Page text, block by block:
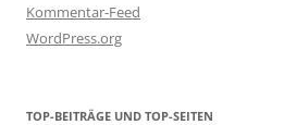
Kommentar-Feed
WordPress.org
TOP-BEITRÄGE UND TOP-SEITEN